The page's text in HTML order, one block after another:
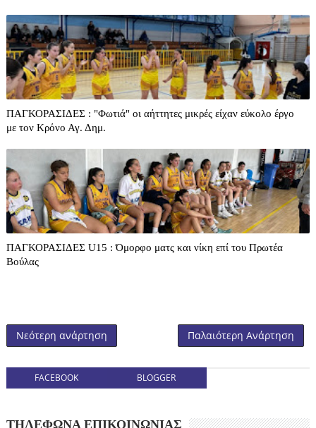
ΠΑΓΚΟΡΑΣΙΔΕΣ : "Φωτιά" οι αήττητες μικρές είχαν εύκολο έργο
με τον Κρόνο Αγ. Δημ.
ΠΑΓΚΟΡΑΣΙΔΕΣ U15 : Όμορφο ματς και νίκη επί του Πρωτέα
Βούλας
Νεότερη ανάρτηση Παλαιότερη Ανάρτηση
FACEBOOK BLOGGER
ΤΗΛΕΦΩΝΑ ΕΠΙΚΟΙΝΩΝΙΑΣ